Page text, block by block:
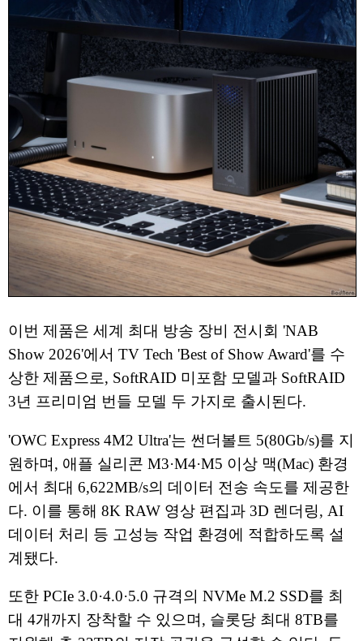
이번 제품은 세계 최대 방송 장비 전시회 'NAB
Show 2026'에서 TV Tech 'Best of Show Award'를 수
상한 제품으로, SoftRAID 미포함 모델과 SoftRAID
3년 프리미엄 번들 모델 두 가지로 출시된다.
'OWC Express 4M2 Ultra'는 썬더볼트 5(80Gb/s)를 지
원하며, 애플 실리콘 M3·M4·M5 이상 맥(Mac) 환경
에서 최대 6,622MB/s의 데이터 전송 속도를 제공한
다. 이를 통해 8K RAW 영상 편집과 3D 렌더링, AI
데이터 처리 등 고성능 작업 환경에 적합하도록 설
계됐다.
또한 PCIe 3.0·4.0·5.0 규격의 NVMe M.2 SSD를 최
대 4개까지 장착할 수 있으며, 슬롯당 최대 8TB를